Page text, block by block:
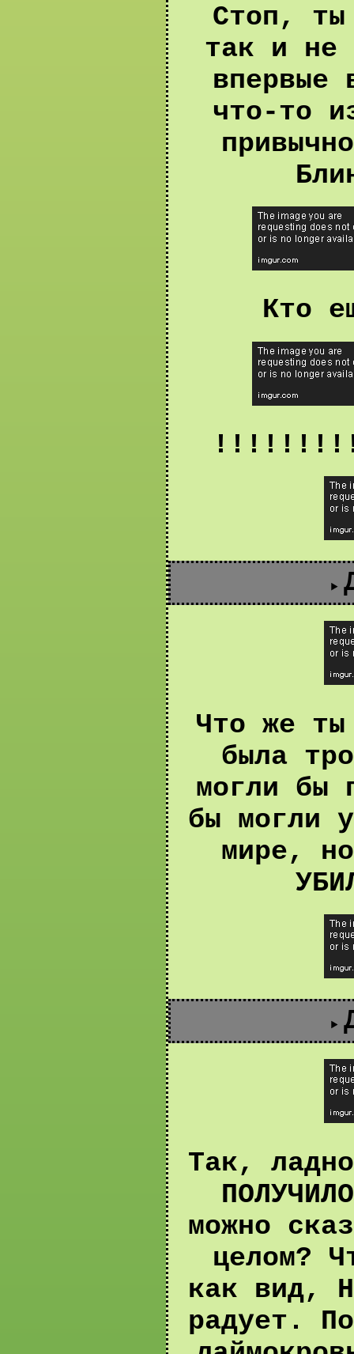
Стоп, ты
так и не
впервые
что-то
Кто
Что же
была
могли бы
бы могли
мире,
Так,
можно
целом?
как вид,
радует.